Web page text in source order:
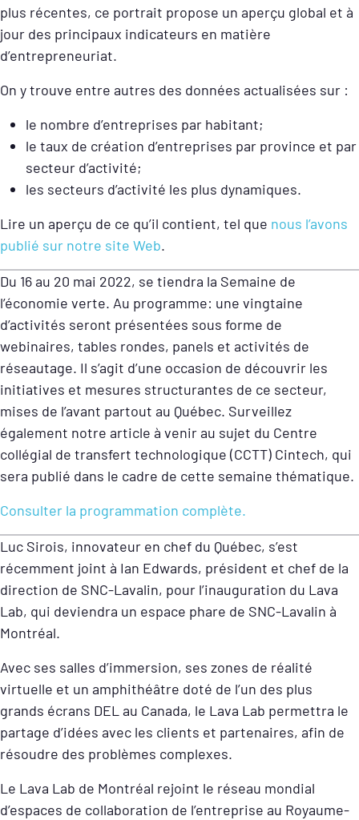
plus récentes, ce portrait propose un aperçu global et à
jour des principaux indicateurs en matière
d’entrepreneuriat.
On y trouve entre autres des données actualisées sur :
le nombre d’entreprises par habitant;
le taux de création d’entreprises par province et par
secteur d’activité;
les secteurs d’activité les plus dynamiques.
Lire un aperçu de ce qu’il contient, tel que nous l’avons
publié sur notre site Web.
Du 16 au 20 mai 2022, se tiendra la Semaine de
l’économie verte. Au programme: une vingtaine
d’activités seront présentées sous forme de
webinaires, tables rondes, panels et activités de
réseautage. Il s’agit d’une occasion de découvrir les
initiatives et mesures structurantes de ce secteur,
mises de l’avant partout au Québec. Surveillez
également notre article à venir au sujet du Centre
collégial de transfert technologique (CCTT) Cintech, qui
sera publié dans le cadre de cette semaine thématique.
Consulter la programmation complète.
Luc Sirois, innovateur en chef du Québec, s’est
récemment joint à Ian Edwards, président et chef de la
direction de SNC-Lavalin, pour l’inauguration du Lava
Lab, qui deviendra un espace phare de SNC-Lavalin à
Montréal.
Avec ses salles d’immersion, ses zones de réalité
virtuelle et un amphithéâtre doté de l’un des plus
grands écrans DEL au Canada, le Lava Lab permettra le
partage d’idées avec les clients et partenaires, afin de
résoudre des problèmes complexes.
Le Lava Lab de Montréal rejoint le réseau mondial
d’espaces de collaboration de l’entreprise au Royaume-